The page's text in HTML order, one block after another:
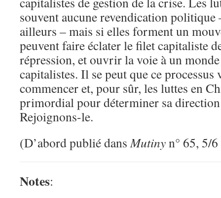
souvent aucune revendication politique
ailleurs – mais si elles forment un
peuvent faire éclater le filet capitaliste
répression, et ouvrir la voie à un
capitalistes. Il se peut que ce processus
commencer et, pour sûr, les luttes en
primordial pour déterminer sa direction
Rejoignons-le.
(D’abord publié dansMutinyn° 65, 5/
Notes: